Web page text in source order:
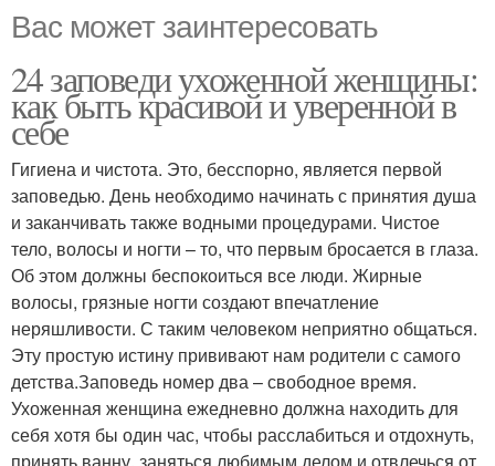
Вас может заинтересовать
24 заповеди ухоженной женщины:
как быть красивой и уверенной в
себе
Гигиена и чистота. Это, бесспорно, является первой
заповедью. День необходимо начинать с принятия душа
и заканчивать также водными процедурами. Чистое
тело, волосы и ногти – то, что первым бросается в глаза.
Об этом должны беспокоиться все люди. Жирные
волосы, грязные ногти создают впечатление
неряшливости. С таким человеком неприятно общаться.
Эту простую истину прививают нам родители с самого
детства.Заповедь номер два – свободное время.
Ухоженная женщина ежедневно должна находить для
себя хотя бы один час, чтобы расслабиться и отдохнуть,
принять ванну, заняться любимым делом и отвлечься от